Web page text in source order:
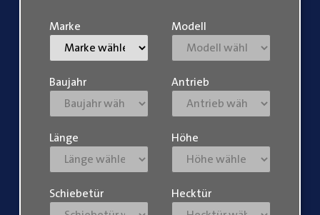
Marke Modell
Baujahr Antrieb
Länge Höhe
Schiebetür Hecktür